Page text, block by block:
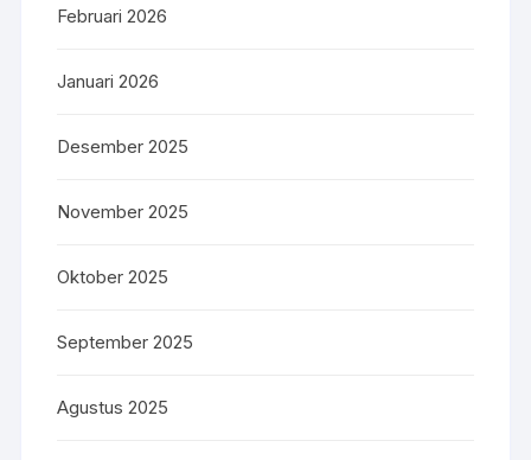
Februari 2026
Januari 2026
Desember 2025
November 2025
Oktober 2025
September 2025
Agustus 2025